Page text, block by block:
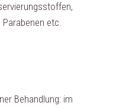
Parabenen etc.
Behandlung: im